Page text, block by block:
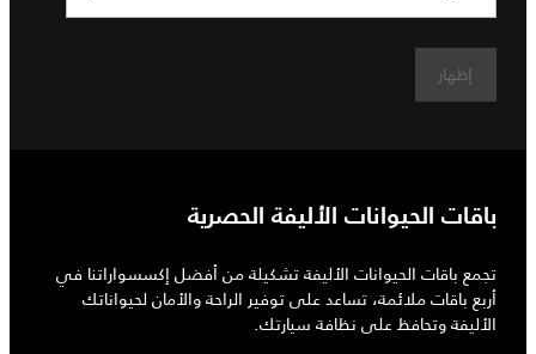
إظهار
باقات الحيوانات الأليفة الحصرية
تجمع باقات الحيوانات الأليفة تشكيلة من أفضل إكسسواراتنا في
أربع باقات ملائمة، تساعد على توفير الراحة والأمان لحيواناتك
الأليفة وتحافظ على نظافة سيارتك.